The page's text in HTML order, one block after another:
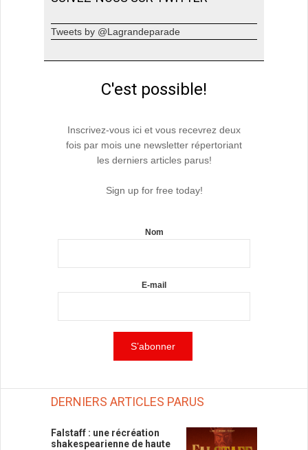
Tweets by @Lagrandeparade
C'est possible!
Inscrivez-vous ici et vous recevrez deux
fois par mois une newsletter répertoriant
les derniers articles parus!
Sign up for free today!
Nom
E-mail
DERNIERS ARTICLES PARUS
Falstaff : une récréation
shakespearienne de haute